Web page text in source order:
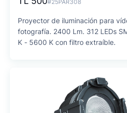
#25PAR308
Proyector de iluminación para
fotografía. 2400 Lm. 312 LEDs
K - 5600 K con filtro extraíble.